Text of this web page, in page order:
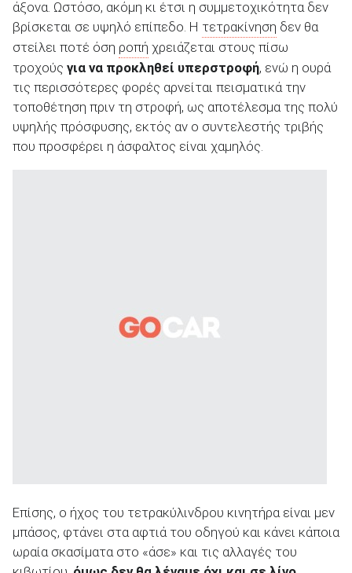
άξονα. Ωστόσο, ακόμη κι έτσι η συμμετοχικότητα δεν
βρίσκεται σε υψηλό επίπεδο. Η τετρακίνηση δεν θα
στείλει ποτέ όση ροπή χρειάζεται στους πίσω
τροχούς για να προκληθεί υπερστροφή, ενώ η ουρά
τις περισσότερες φορές αρνείται πεισματικά την
τοποθέτηση πριν τη στροφή, ως αποτέλεσμα της πολύ
υψηλής πρόσφυσης, εκτός αν ο συντελεστής τριβής
που προσφέρει η άσφαλτος είναι χαμηλός.
Επίσης, ο ήχος του τετρακύλινδρου κινητήρα είναι μεν
μπάσος, φτάνει στα αφτιά του οδηγού και κάνει κάποια
ωραία σκασίματα στο «άσε» και τις αλλαγές του